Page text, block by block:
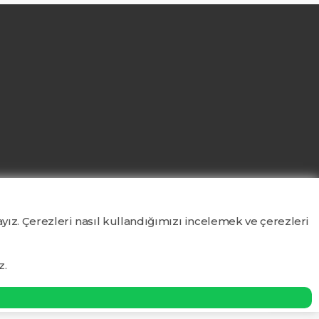
Çerezleri nasıl kullandığımızı incelemek ve çerezleri